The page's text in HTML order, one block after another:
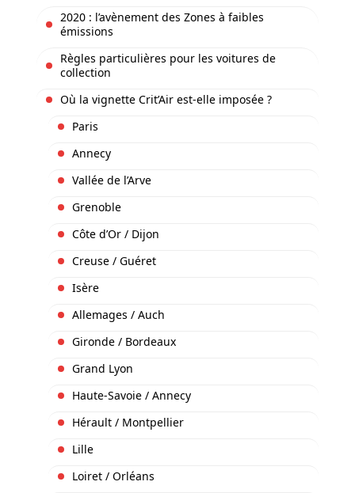
2020 : l’avènement des Zones à faibles
émissions
Règles particulières pour les voitures de
collection
Où la vignette Crit’Air est-elle imposée ?
Paris
Annecy
Vallée de l’Arve
Grenoble
Côte d’Or / Dijon
Creuse / Guéret
Isère
Allemages / Auch
Gironde / Bordeaux
Grand Lyon
Haute-Savoie / Annecy
Hérault / Montpellier
Lille
Loiret / Orléans